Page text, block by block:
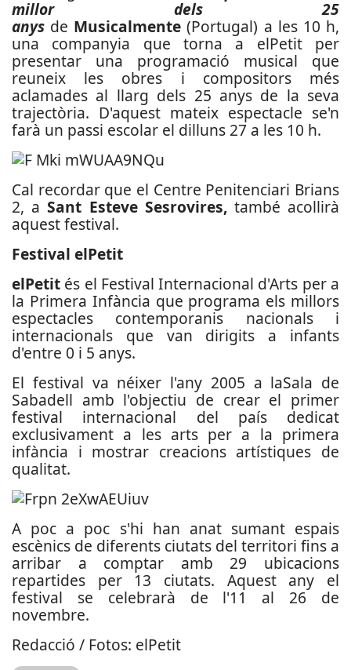
millor dels 25
anys de Musicalmente(Portugal) a les 10 h,
una companyia que torna a elPetit per
presentar una programació musical que
reuneix les obres i compositors més
aclamades al llarg dels 25 anys de la seva
trajectòria. D'aquest mateix espectacle se'n
farà un passi escolar el dilluns 27 a les 10 h.
Cal recordar que el Centre Penitenciari Brians
2, aSant Esteve Sesrovires,també acollirà
aquest festival.
Festival elPetit
elPetit és el Festival Internacional d'Arts per a
la Primera Infància que programa els millors
espectacles contemporanis nacionals i
internacionals que van dirigits a infants
d'entre 0 i 5 anys.
El festival va néixer l'any 2005 a laSala de
Sabadell amb l'objectiu de crear el primer
festival internacional del país dedicat
exclusivament a les arts per a la primera
infància i mostrar creacions artístiques de
qualitat.
A poc a poc s'hi han anat sumant espais
escènics de diferents ciutats del territori fins a
arribar a comptar amb 29 ubicacions
repartides per 13 ciutats. Aquest any el
festival se celebrarà de l'11 al 26 de
novembre.
Redacció / Fotos: elPetit